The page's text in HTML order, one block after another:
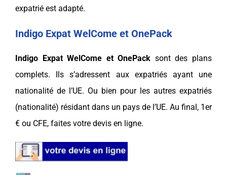
expatrié est adapté.
Indigo Expat WelCome et OnePack
Indigo ExpatWelCome etOnePack sont des plans
complets. Ils s’adressent aux expatriésayant une
nationalité de l’UE. Ou bien pour les autres expatriés
(nationalité) résidant dans un pays de l’UE. Au final, 1er
€ ou CFE, faites votre devis en ligne.